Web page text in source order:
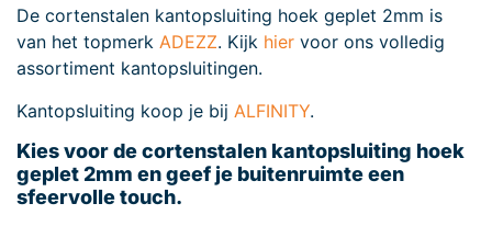
De cortenstalen kantopsluiting hoek geplet 2mm is
van het topmerk ADEZZ. Kijk hier voor ons volledig
assortiment kantopsluitingen.
Kantopsluiting koop je bij ALFINITY.
Kies voor de cortenstalen kantopsluiting hoek
geplet 2mm en geef je buitenruimte een
sfeervolle touch.